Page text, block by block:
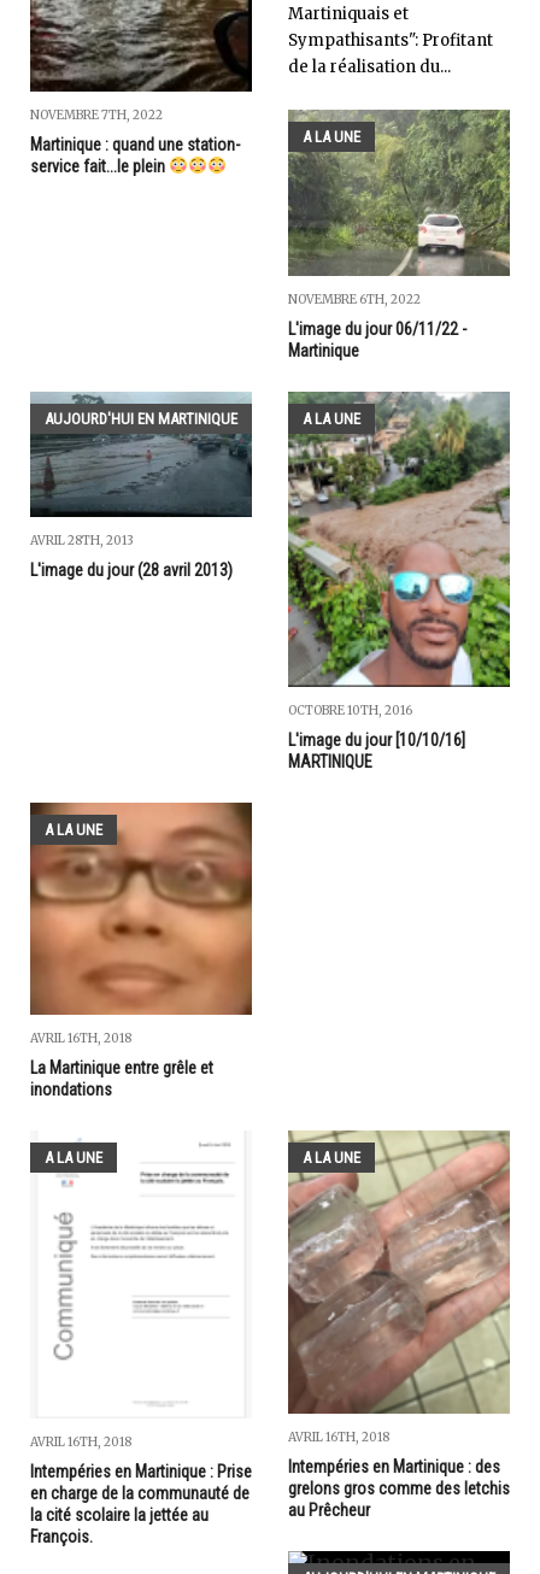
NOVEMBRE 7TH, 2022
Martinique : quand une station-
service fait...le plein
Martiniquais et
Sympathisants": Profitant
de la réalisation du...
A LA UNE
NOVEMBRE 6TH, 2022
L'image du jour 06/11/22 -
Martinique
AUJOURD'HUI EN MARTINIQUE
AVRIL 28TH, 2013
L'image du jour (28 avril 2013)
A LA UNE
OCTOBRE 10TH, 2016
L'image du jour [10/10/16]
MARTINIQUE
A LA UNE
AVRIL 16TH, 2018
La Martinique entre grêle et
inondations
A LA UNE
AVRIL 16TH, 2018
Intempéries en Martinique : Prise
en charge de la communauté de
la cité scolaire la jettée au
François.
A LA UNE
AVRIL 16TH, 2018
Intempéries en Martinique : des
grelons gros comme des letchis
au Prêcheur